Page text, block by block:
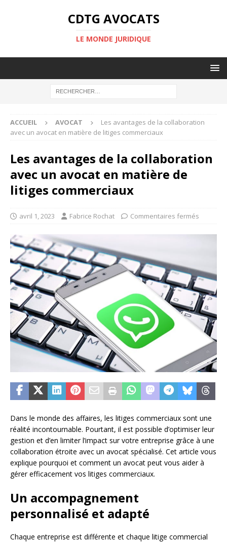
CDTG AVOCATS
LE MONDE JURIDIQUE
ACCUEIL AVOCAT
Les avantages de la collaboration
avec un avocat en matière de litiges commerciaux
Les avantages de la collaboration
avec un avocat en matière de
litiges commerciaux
avril 1, 2023 Fabrice Rochat Commentaires fermés
Dans le monde des affaires, les litiges commerciaux sont une
réalité incontournable. Pourtant, il est possible d’optimiser leur
gestion et d’en limiter l’impact sur votre entreprise grâce à une
collaboration étroite avec un avocat spécialisé. Cet article vous
explique pourquoi et comment un avocat peut vous aider à
gérer efficacement vos litiges commerciaux.
Un accompagnement
personnalisé et adapté
Chaque entreprise est différente et chaque litige commercial